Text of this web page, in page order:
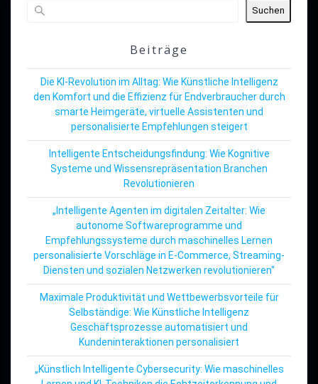
Suchen
Beiträge
Die KI-Revolution im Alltag: Wie Künstliche Intelligenz
den Komfort und die Effizienz für Endverbraucher durch
smarte Heimgeräte, virtuelle Assistenten und
personalisierte Empfehlungen steigert
Intelligente Entscheidungsfindung: Wie Kognitive
Systeme und Wissensrepräsentation Branchen
Revolutionieren
„Intelligente Agenten im digitalen Zeitalter: Wie
autonome Softwareprogramme und
Empfehlungssysteme durch maschinelles Lernen
personalisierte Vorschläge in E-Commerce, Streaming-
Diensten und sozialen Netzwerken revolutionieren“
Maximale Produktivität und Wettbewerbsvorteile für
Selbständige: Wie Künstliche Intelligenz
Geschäftsprozesse automatisiert und
Kundeninteraktionen personalisiert
„Künstlich Intelligente Cybersecurity: Wie maschinelles